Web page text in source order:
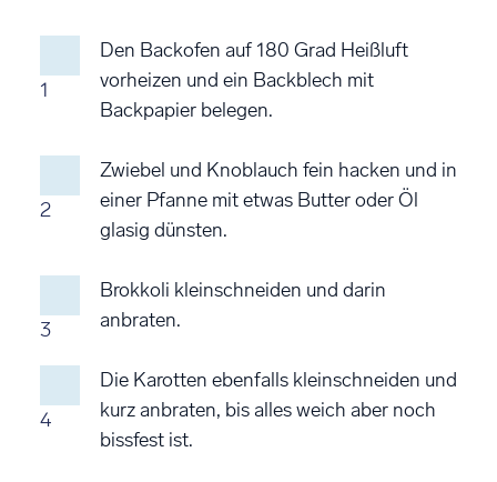
1
Den Backofen auf 180 Grad Heißluft
vorheizen und ein Backblech mit
Backpapier belegen.
2
Zwiebel und Knoblauch fein hacken und in
einer Pfanne mit etwas Butter oder Öl
glasig dünsten.
3
Brokkoli kleinschneiden und darin
anbraten.
4
Die Karotten ebenfalls kleinschneiden und
kurz anbraten, bis alles weich aber noch
bissfest ist.